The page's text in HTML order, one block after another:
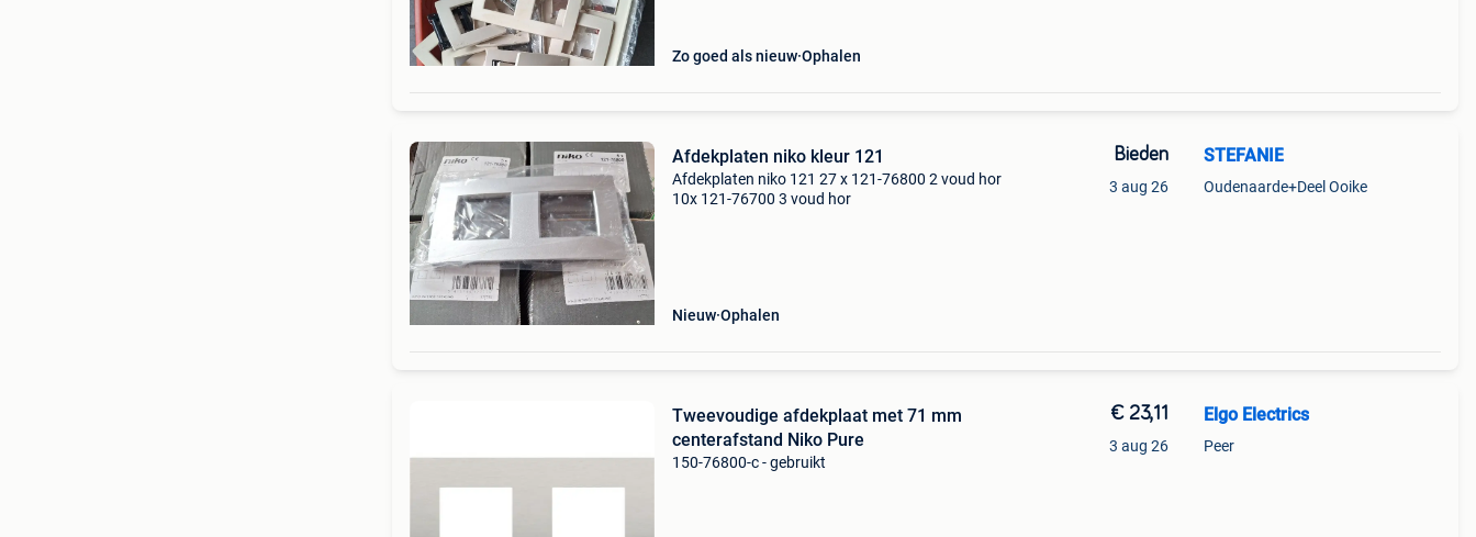
Zo goed als nieuw Ophalen
Afdekplaten niko kleur 121
Afdekplaten niko 121 27 x 121-76800 2 voud hor
10x 121-76700 3 voud hor
Nieuw Ophalen
Bieden
3 aug 26
STEFANIE
Oudenaarde+Deel Ooike
Tweevoudige afdekplaat met 71 mm
centerafstand Niko Pure
150-76800-c - gebruikt
€ 23,11
3 aug 26
Elgo Electrics
Peer